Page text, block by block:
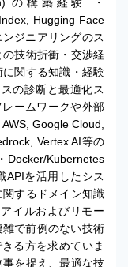
Hugging Face
ジニアリングのス
技術折衝・交渉経
関する知識・経験
の診断と最適化ス
ームワークや外部
Google Cloud,
Vertex AI等の
Docker/Kubernetes
APIを活用したシス
するドメイン知識
イルおよびリモー
で前例のない技術
る方を求めていま
を捉え、最適な技